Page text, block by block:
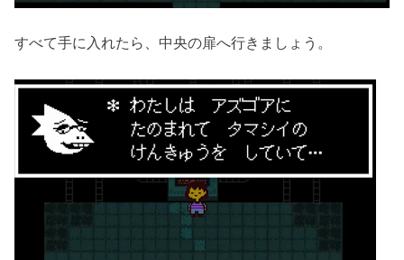
すべて手に入れたら、中央の扉へ行きましょう。